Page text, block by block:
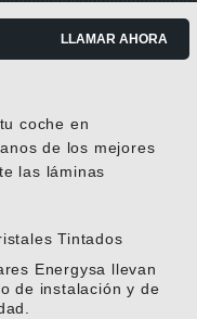
LLAMAR AHORA
coche en
de los mejores
las láminas
Tintados
Energysa llevan
de instalación y de